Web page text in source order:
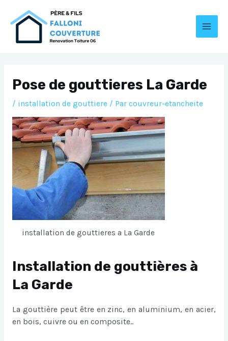
Pose de gouttieres La Garde
/ installation de gouttiere/ Par couvreur-etancheite
installation de gouttieres a La Garde
Installation de gouttières à
La Garde
La gouttière peut être en zinc, en aluminium, en acier,
en bois, cuivre ou en composite..